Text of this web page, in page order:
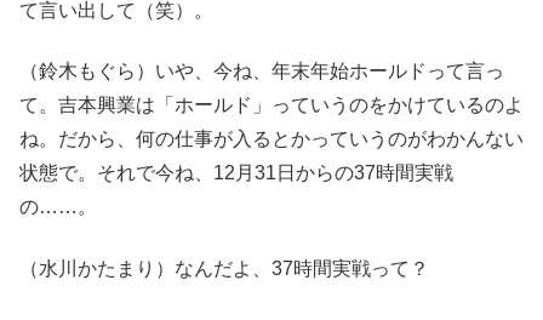
て言い出して（笑）。
（鈴木もぐら）いや、今ね、年末年始ホールドって言っ
て。吉本興業は「ホールド」っていうのをかけているのよ
ね。だから、何の仕事が入るとかっていうのがわかんない
状態で。それで今ね、12月31日からの37時間実戦
の……。
（水川かたまり）なんだよ、37時間実戦って？